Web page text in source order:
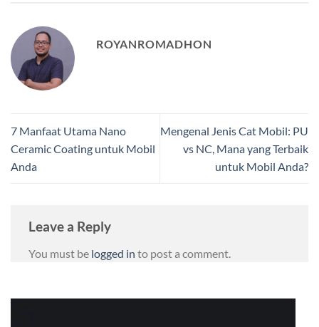
ROYANROMADHON
7 Manfaat Utama Nano
Ceramic Coating untuk Mobil
Anda
Mengenal Jenis Cat Mobil: PU
vs NC, Mana yang Terbaik
untuk Mobil Anda?
Leave a Reply
You must be logged in to post a comment.